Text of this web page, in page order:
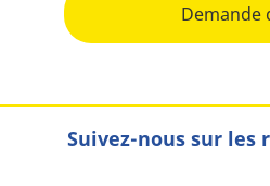
Demande
Suivez-nous sur les